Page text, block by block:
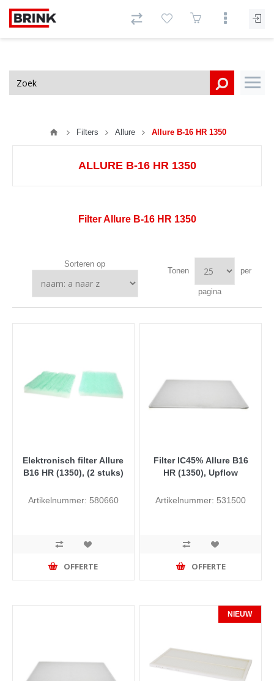
Filters Allure Allure B-16 HR 1350
ALLURE B-16 HR 1350
Filter Allure B-16 HR 1350
Sorteren op
Tonen per
pagina
Elektronisch filter Allure
B16 HR (1350), (2 stuks)
Artikelnummer: 580660
OFFERTE
Filter IC45% Allure B16
HR (1350), Upflow
Artikelnummer: 531500
OFFERTE
NIEUW